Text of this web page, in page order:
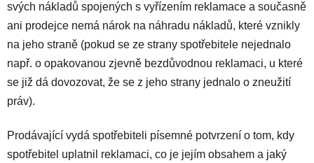
svých nákladů spojených s vyřízením reklamace a současně
ani prodejce nemá nárok na náhradu nákladů, které vznikly
na jeho straně (pokud se ze strany spotřebitele nejednalo
např. o opakovanou zjevně bezdůvodnou reklamaci, u které
se již dá dovozovat, že se z jeho strany jednalo o zneužití
práv).
Prodávající vydá spotřebiteli písemné potvrzení o tom, kdy
spotřebitel uplatnil reklamaci, co je jejím obsahem a jaký